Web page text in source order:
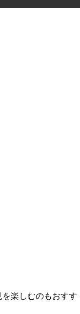
楽しむのもおすす